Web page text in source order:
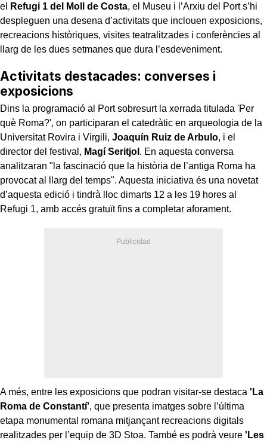
el
Refugi 1 del Moll de Costa, el Museu i l’Arxiu del Port s’hi
despleguen una desena d’activitats que inclouen exposicions,
recreacions històriques, visites teatralitzades i conferències al
llarg de les dues setmanes que dura l’esdeveniment.
Activitats destacades: converses i
exposicions
Dins la programació al Port sobresurt la xerrada titulada 'Per
què Roma?', on participaran el catedràtic en arqueologia de la
Universitat Rovira i Virgili, Joaquín Ruiz de Arbulo, i el
director del festival, Magí Seritjol . En aquesta conversa
analitzaran "la fascinació que la història de l’antiga Roma ha
provocat al llarg del temps". Aquesta iniciativa és una novetat
d’aquesta edició i tindrà lloc dimarts 12 a les 19 hores al
Refugi 1, amb accés gratuït fins a completar aforament.
A més, entre les exposicions que podran visitar-se destaca 'La
Roma de Constantí', que presenta imatges sobre l’última
etapa monumental romana mitjançant recreacions digitals
realitzades per l’equip de 3D Stoa. També es podrà veure 'Les